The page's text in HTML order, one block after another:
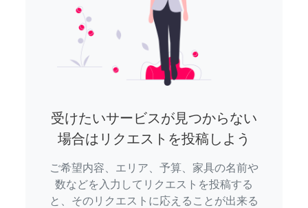
受けたいサービスが見つからない
場合はリクエストを投稿しよう
ご希望内容、エリア、予算、家具の名前や
数などを入力してリクエストを投稿する
と、そのリクエストに応えることが出来る